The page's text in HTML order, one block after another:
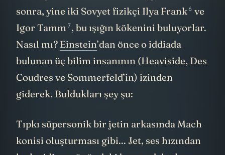
bilemiyorlar. Fakat bundan üç yıl kadar
sonra, yine iki Sovyet fizikçiIlya Frank ve
Igor Tamm7 , bu ışığın kökenini buluyorlar.
Nasıl mı?Einstein’dan önce o iddiada
bulunan üç bilim insanının (Heaviside, Des
Coudres ve Sommerfeld’in) izinden
Tıpkı süpersonik bir jetin arkasında Mach